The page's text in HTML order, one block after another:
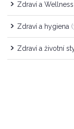
Zdraví a Wellness
Zdraví a hygiena
Zdraví a životní